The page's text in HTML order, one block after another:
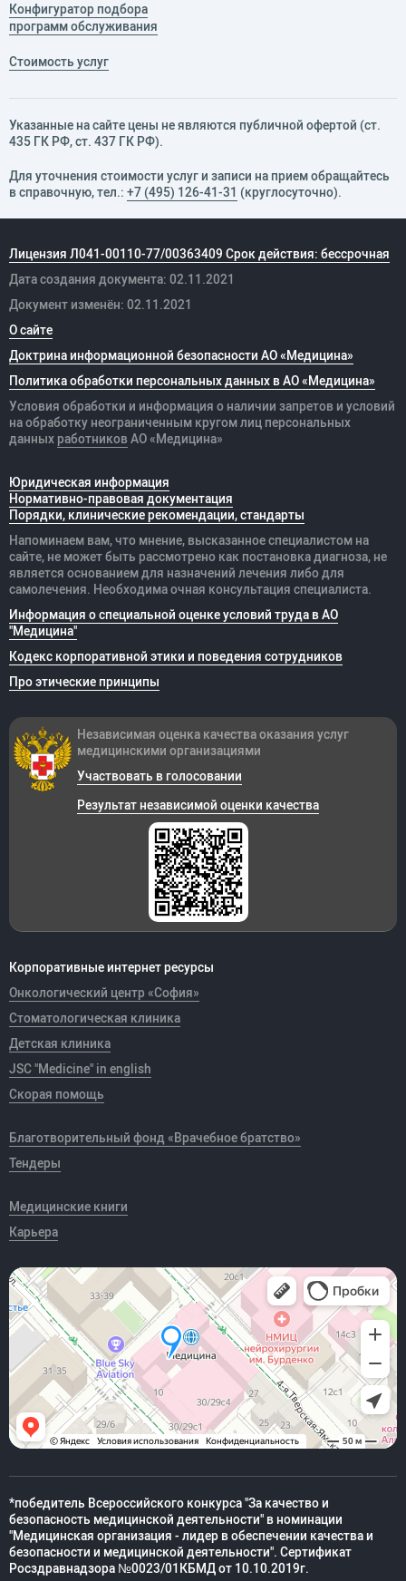
Конфигуратор подбора
программ обслуживания
Стоимость услуг
Указанные на сайте цены не являются публичной офертой (ст.
435 ГК РФ, cт. 437 ГК РФ).
Для уточнения стоимости услуг и записи на прием обращайтесь
в справочную, тел.: +7 (495) 126-41-31 (круглосуточно).
Лицензия Л041-00110-77/00363409 Срок действия: бессрочная
Дата создания документа: 02.11.2021
Документ изменён: 02.11.2021
О сайте
Доктрина информационной безопасности АО «Медицина»
Политика обработки персональных данных в АО «Медицина»
Условия обработки и информация о наличии запретов и условий
на обработку неограниченным кругом лиц персональных
данных работников АО «Медицина»
Юридическая информация
Нормативно-правовая документация
Порядки, клинические рекомендации, стандарты
Напоминаем вам, что мнение, высказанное специалистом на
сайте, не может быть рассмотрено как постановка диагноза, не
является основанием для назначений лечения либо для
самолечения. Необходима очная консультация специалиста.
Информация о специальной оценке условий труда в АО
"Медицина"
Кодекс корпоративной этики и поведения сотрудников
Про этические принципы
Корпоративные интернет ресурсы
Онкологический центр «София»
Стоматологическая клиника
Детская клиника
JSC "Medicine" in english
Скорая помощь
Благотворительный фонд «Врачебное братство»
Тендеры
Медицинские книги
Карьера
Независимая оценка качества оказания услуг
медицинскими организациями
Участвовать в голосовании
Результат независимой оценки качества
*победитель Всероссийского конкурса "За качество и
безопасность медицинской деятельности" в номинации
"Медицинская организация - лидер в обеспечении качества и
безопасности и медицинской деятельности". Сертификат
Росздравнадзора №0023/01КБМД от 10.10.2019г.